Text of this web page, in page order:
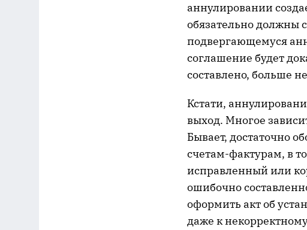
аннулировании
обязательно должны
подвергающемуся
соглашение будет
составлено, больше
Кстати,
выход. Многое
Бывает, достаточно
счетам-фактурам, в
исправленный или
ошибочно
оформить акт об
даже к